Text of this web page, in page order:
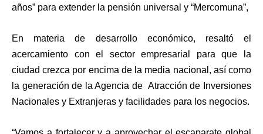
años” para extender la pensión universal y “Mercomuna”,
En materia de desarrollo económico, resaltó el
acercamiento con el sector empresarial para que la
ciudad crezca por encima de la media nacional, así como
la generación de la Agencia de Atracción de Inversiones
Nacionales y Extranjeras y facilidades para los negocios.